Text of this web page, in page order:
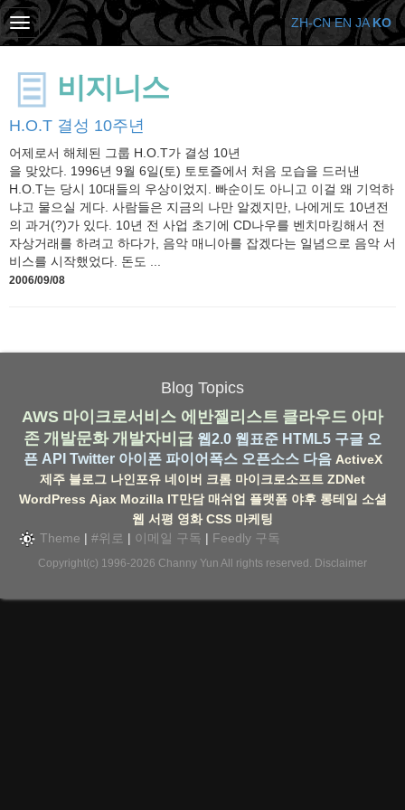
비지니스
H.O.T 결성 10주년
어제로서 해체된 그룹 H.O.T가 결성 10년
을 맞았다. 1996년 9월 6일(토) 토토즐에서 처음 모습을 드러낸
H.O.T는 당시 10대들의 우상이었지. 빠순이도 아니고 이걸 왜 기억하
냐고 물으실 게다. 사람들은 지금의 나만 알겠지만, 나에게도 10년전
의 과거(?)가 있다. 10년 전 사업 초기에 CD나우를 벤치마킹해서 전
자상거래를 하려고 하다가, 음악 매니아를 잡겠다는 일념으로 음악 서
비스를 시작했었다. 돈도 ...
2006/09/08
Blog Topics
AWS 마이크로서비스 에반젤리스트 클라우드 아마
존 개발문화 개발자비급 웹2.0 웹표준 HTML5 구글 오
픈 API Twitter 아이폰 파이어폭스 오픈소스 다음 ActiveX
제주 블로그 나인포유 네이버 크롬 마이크로소프트 ZDNet
WordPress Ajax Mozilla IT만담 매쉬업 플랫폼 야후 롱테일 소셜
웹 서평 영화 CSS 마케팅
Theme | #위로 | 이메일 구독 | Feedly 구독
Copyright(c) 1996-2026 Channy Yun All rights reserved. Disclaimer
ZH-CN EN JA KO